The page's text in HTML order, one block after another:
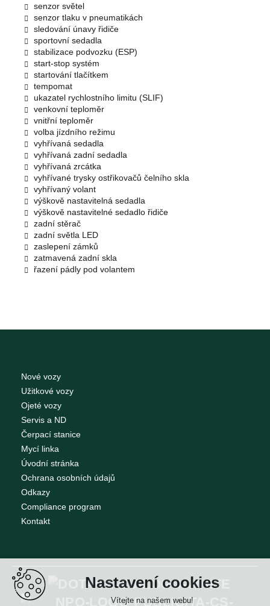
senzor světel
senzor tlaku v pneumatikách
sledování únavy řidiče
sportovní sedadla
stabilizace podvozku (ESP)
start-stop systém
startování tlačítkem
tempomat
ukazatel rychlostního limitu (SLIF)
venkovní teploměr
vnitřní teploměr
volba jízdního režimu
vyhřívaná sedadla
vyhřívaná zadní sedadla
vyhřívaná zrcátka
vyhřívané trysky ostřikovačů čelního skla
vyhřívaný volant
výškově nastavitelná sedadla
výškově nastavitelné sedadlo řidiče
zadní stěrač
zadní světla LED
zaslepení zámků
zatmavená zadní skla
řazení pádly pod volantem
Nové vozy
Užitkové vozy
Ojeté vozy
Servis a ND
Čerpací stanice
Mycí linka
Úvodní stránka
Ochrana osobních údajů
Odkazy
Compliance program
Kontakt
Nastavení cookies
Vítejte na našem webu!